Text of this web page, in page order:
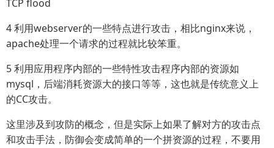
TCP flood
4 利用webserver的一些特点进行攻击，相比nginx来说，
apache处理一个请求的过程就比较笨重。
5 利用应用程序内部的一些特性攻击程序内部的资源如
mysql，后端消耗资源大的接口等等，这也就是传统意义上
的CC攻击。
这里涉及到攻防的概念，但是实际上如果了解对方的攻击点
和攻击手法，防御会变成简单的一个拼资源的过程，不要用